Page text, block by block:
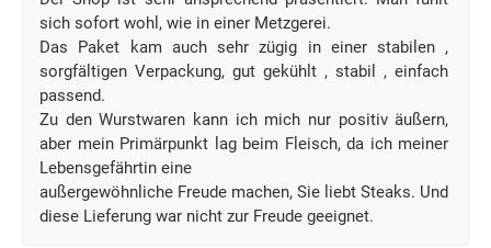
sich sofort wohl, wie in einer Metzgerei.
Das Paket kam auch sehr zügig in einer stabilen ,
sorgfältigen Verpackung, gut gekühlt , stabil , einfach
passend.
Zu den Wurstwaren kann ich mich nur positiv äußern,
aber mein Primärpunkt lag beim Fleisch, da ich meiner
Lebensgefährtin eine
außergewöhnliche Freude machen, Sie liebt Steaks. Und
diese Lieferung war nicht zur Freude geeignet.